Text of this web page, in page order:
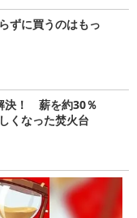
ずに買うのはもっ
決！ 薪を約30％
くなった焚火台